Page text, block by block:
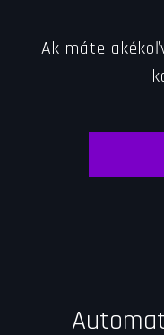
Ak máte